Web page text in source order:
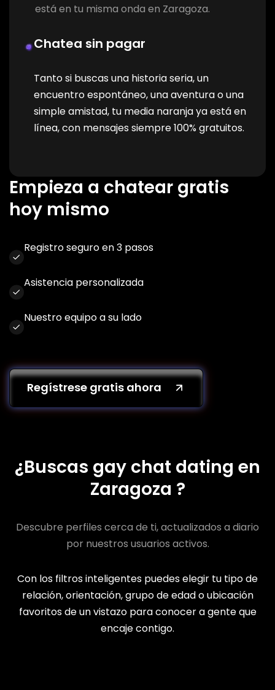
está en tu misma onda en Zaragoza.
Chatea sin pagar
Tanto si buscas una historia seria, un
encuentro espontáneo, una aventura o una
simple amistad, tu media naranja ya está en
línea, con mensajes siempre 100% gratuitos.
Empieza a chatear gratis
hoy mismo
Registro seguro en 3 pasos
Asistencia personalizada
Nuestro equipo a su lado
Regístrese gratis ahora
¿Buscas gay chat dating en
Zaragoza ?
Descubre perfiles cerca de ti, actualizados a diario
por nuestros usuarios activos.
Con los filtros inteligentes puedes elegir tu tipo de
relación, orientación, grupo de edad o ubicación
favoritos de un vistazo para conocer a gente que
encaje contigo.